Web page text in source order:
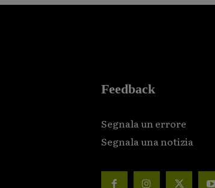
Feedback
Segnala un errore
Segnala una notizia